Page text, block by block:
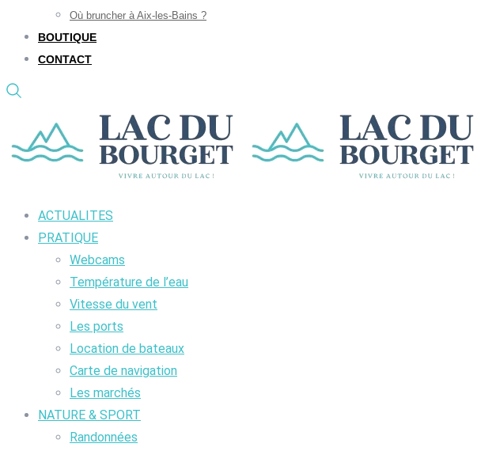
Où bruncher à Aix-les-Bains ?
BOUTIQUE
CONTACT
ACTUALITES
PRATIQUE
Webcams
Température de l’eau
Vitesse du vent
Les ports
Location de bateaux
Carte de navigation
Les marchés
NATURE & SPORT
Randonnées